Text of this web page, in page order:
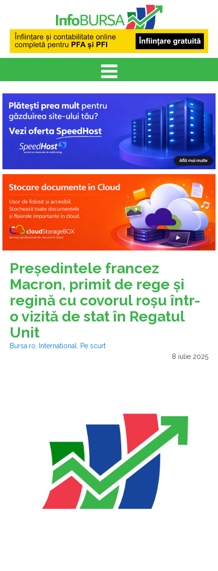
Preşedintele francez
Macron, primit de rege şi
regină cu covorul roşu într-
o vizită de stat în Regatul
Unit
Bursa.ro International
Pe scurt
8 iulie 2025